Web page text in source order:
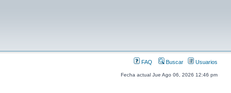
FAQ Buscar Usuarios
Fecha actual Jue Ago 06, 2026 12:46 pm